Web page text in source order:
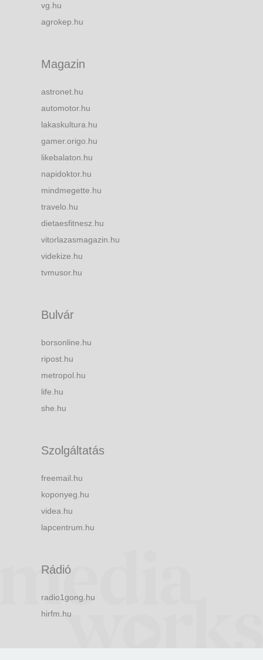
vg.hu
agrokep.hu
Magazin
astronet.hu
automotor.hu
lakaskultura.hu
gamer.origo.hu
likebalaton.hu
napidoktor.hu
mindmegette.hu
travelo.hu
dietaesfitnesz.hu
vitorlazasmagazin.hu
videkize.hu
tvmusor.hu
Bulvár
borsonline.hu
ripost.hu
metropol.hu
life.hu
she.hu
Szolgáltatás
freemail.hu
koponyeg.hu
videa.hu
lapcentrum.hu
Rádió
radio1gong.hu
hirfm.hu